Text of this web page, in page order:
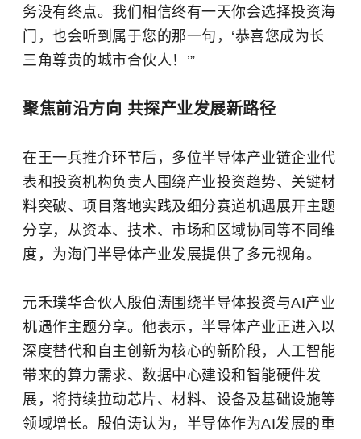
务没有终点。我们相信终有一天你会选择投资海
门，也会听到属于您的那一句，‘恭喜您成为长
三角尊贵的城市合伙人！’”
聚焦前沿方向 共探产业发展新路径
在王一兵推介环节后，多位半导体产业链企业代
表和投资机构负责人围绕产业投资趋势、关键材
料突破、项目落地实践及细分赛道机遇展开主题
分享，从资本、技术、市场和区域协同等不同维
度，为海门半导体产业发展提供了多元视角。
元禾璞华合伙人殷伯涛围绕半导体投资与AI产业
机遇作主题分享。他表示，半导体产业正进入以
深度替代和自主创新为核心的新阶段，人工智能
带来的算力需求、数据中心建设和智能硬件发
展，将持续拉动芯片、材料、设备及基础设施等
领域增长。殷伯涛认为，半导体作为AI发展的重